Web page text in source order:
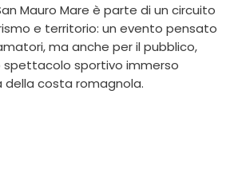
Mauro Mare è parte di un circuito
e territorio: un evento pensato
ma anche per il pubblico,
sportivo immerso
della costa romagnola.